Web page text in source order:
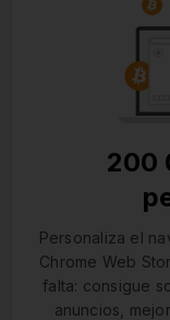
200
Personaliza el
Chrome Web
falta: consigue
anuncios,